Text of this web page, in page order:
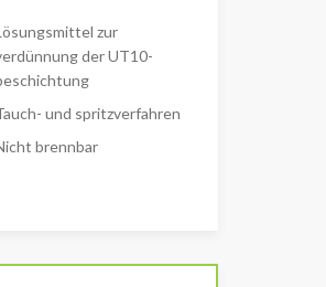
zur
der UT10-
und spritzverfahren
brennbar